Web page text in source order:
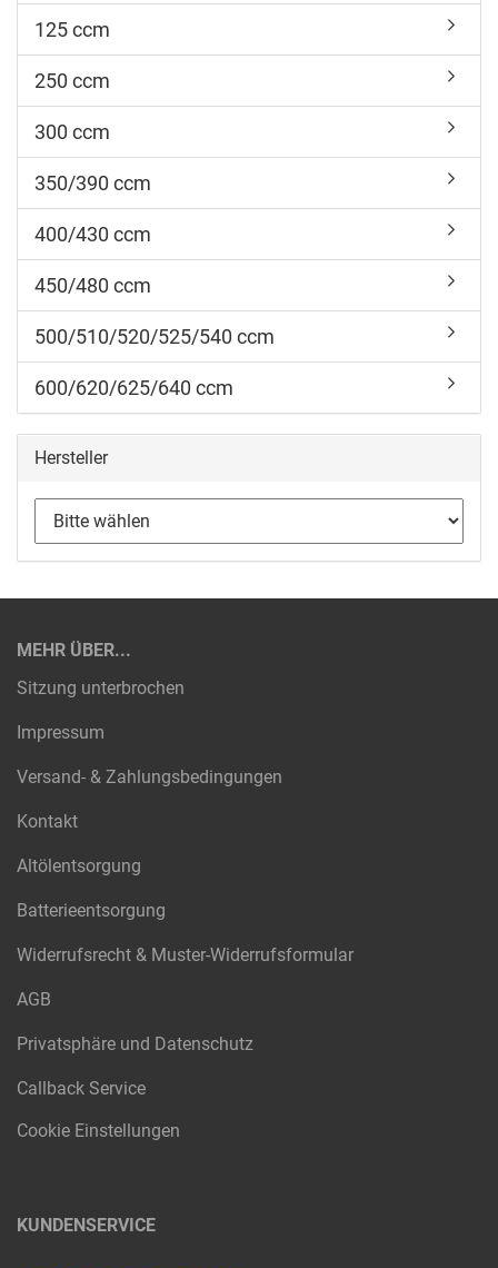
125 ccm
250 ccm
300 ccm
350/390 ccm
400/430 ccm
450/480 ccm
500/510/520/525/540 ccm
600/620/625/640 ccm
Hersteller
MEHR ÜBER...
Sitzung unterbrochen
Impressum
Versand- & Zahlungsbedingungen
Kontakt
Altölentsorgung
Batterieentsorgung
Widerrufsrecht & Muster-Widerrufsformular
AGB
Privatsphäre und Datenschutz
Callback Service
Cookie Einstellungen
KUNDENSERVICE